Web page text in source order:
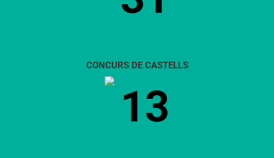
CONCURS DE CASTELLS
13